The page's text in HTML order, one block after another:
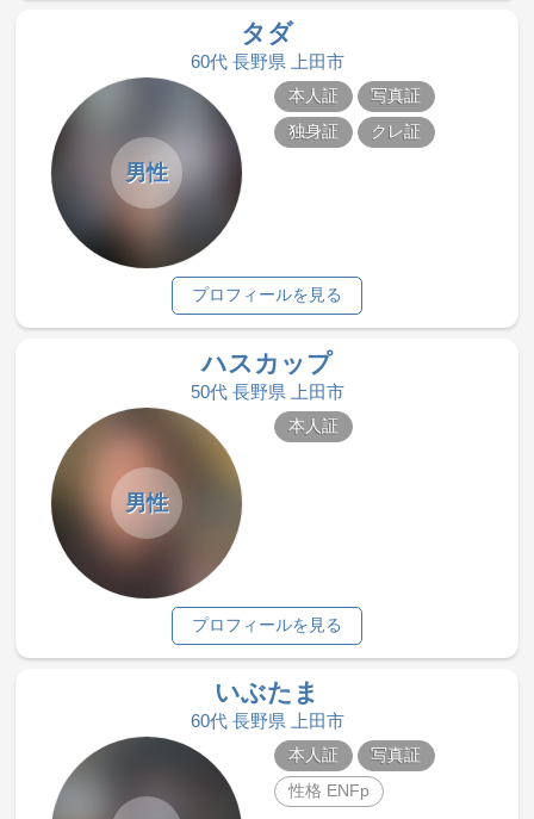
タダ
60代 長野県 上田市
男性
本人証
写真証
独身証
クレ証
プロフィールを見る
ハスカップ
50代 長野県 上田市
男性
本人証
プロフィールを見る
いぶたま
60代 長野県 上田市
本人証
写真証
性格 ENFp